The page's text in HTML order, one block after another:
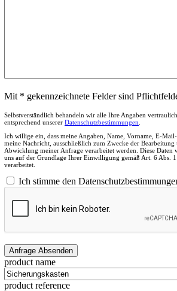
Mit * gekennzeichnete Felder sind
Selbstverständlich behandeln wir alle Ihre Angaben
entsprechend unserer Datenschutzbestimmungen
Ich willige ein, dass meine Angaben, Name, Vorname, E-
meine Nachricht, ausschließlich zum Zwecke der Bearbeitung
Abwicklung meiner Anfrage verarbeitet werden. Diese Daten
uns auf der Grundlage Ihrer Einwilligung gemäß Art. 6 Abs.
verarbeitet.
Ich stimme den
product name
product reference